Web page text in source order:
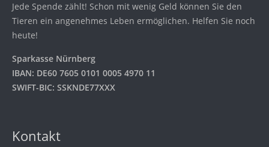
Jede Spende zählt! Schon mit wenig Geld können Sie den
Tieren ein angenehmes Leben ermöglichen. Helfen Sie noch
heute!
Sparkasse Nürnberg
IBAN: DE60 7605 0101 0005 4970 11
SWIFT-BIC: SSKNDE77XXX
Kontakt